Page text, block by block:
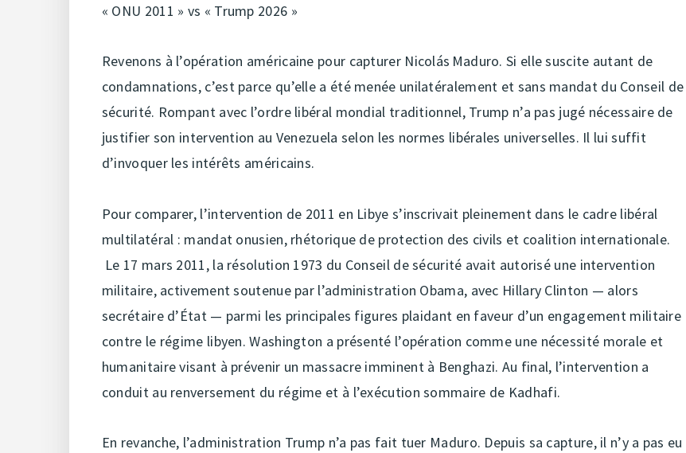
« ONU 2011 » vs « Trump 2026 »
Revenons à l’opération américaine pour capturer Nicolás Maduro. Si elle suscite autant de
condamnations, c’est parce qu’elle a été menée unilatéralement et sans mandat du Conseil de
sécurité. Rompant avec l’ordre libéral mondial traditionnel, Trump n’a pas jugé nécessaire de
justifier son intervention au Venezuela selon les normes libérales universelles. Il lui suffit
d’invoquer les intérêts américains.
Pour comparer, l’intervention de 2011 en Libye s’inscrivait pleinement dans le cadre libéral
multilatéral : mandat onusien, rhétorique de protection des civils et coalition internationale.
Le 17 mars 2011, la résolution 1973 du Conseil de sécurité avait autorisé une intervention
militaire, activement soutenue par l’administration Obama, avec Hillary Clinton — alors
secrétaire d’État — parmi les principales figures plaidant en faveur d’un engagement militaire
contre le régime libyen. Washington a présenté l’opération comme une nécessité morale et
humanitaire visant à prévenir un massacre imminent à Benghazi. Au final, l’intervention a
conduit au renversement du régime et à l’exécution sommaire de Kadhafi.
En revanche, l’administration Trump n’a pas fait tuer Maduro. Depuis sa capture, il n’y a pas eu